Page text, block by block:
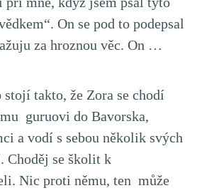
On se pod to podepsal
za hroznou věc. On …
stojí takto, že Zora se chodí
guruovi do Bavorska,
a vodí s sebou několik svých
Choděj se školit k
Nic proti němu, ten může